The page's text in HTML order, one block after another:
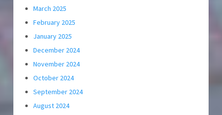
March 2025
February 2025
January 2025
December 2024
November 2024
October 2024
September 2024
August 2024